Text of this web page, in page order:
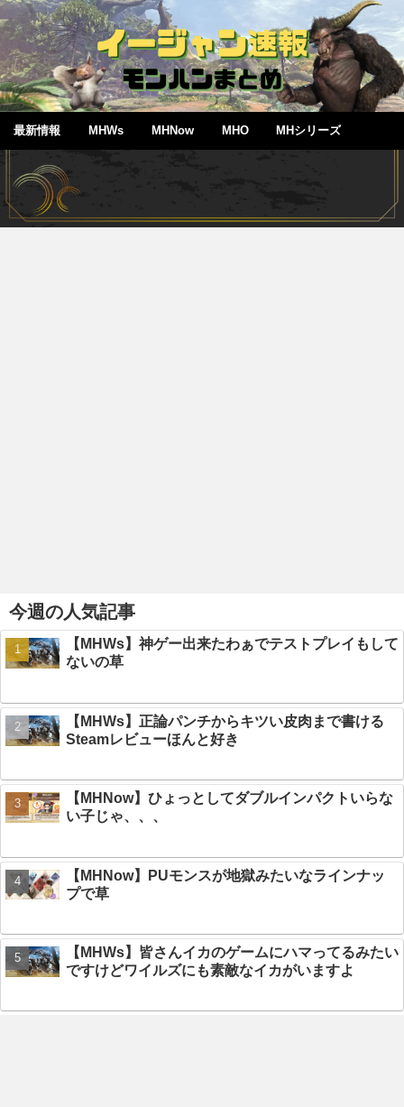
最新情報 MHWs MHNow MHO MHシリーズ
今週の人気記事
【MHWs】神ゲー出来たわぁでテストプレイもして
ないの草
【MHWs】正論パンチからキツい皮肉まで書ける
Steamレビューほんと好き
【MHNow】ひょっとしてダブルインパクトいらな
い子じゃ、、、
【MHNow】PUモンスが地獄みたいなラインナッ
プで草
【MHWs】皆さんイカのゲームにハマってるみたい
ですけどワイルズにも素敵なイカがいますよ